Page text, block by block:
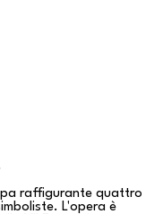
raffigurante quattro
L'opera è